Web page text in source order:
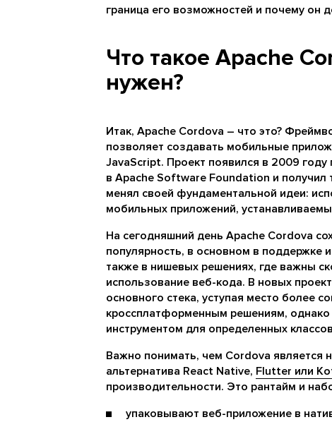
граница его возможностей и почему он
Что такое Apache
нужен?
Итак, Apache Cordova – что это?
позволяет создавать мобильные
JavaScript. Проект появился в 2009
в Apache Software Foundation и
менял своей фундаментальной идеи:
мобильных приложений,
На сегодняшний день Apache Cordova
популярность, в основном в поддержке
также в нишевых решениях, где важны
использование веб-кода. В новых
основного стека, уступая место более
кроссплатформенным решениям,
инструментом для определенных
Важно понимать, чем Cordova является
альтернатива React Native, Flutter или
производительности. Это рантайм и
упаковывают веб-приложение в